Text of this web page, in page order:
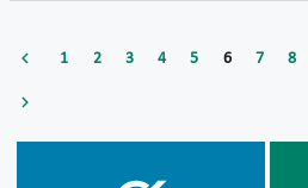
1 2 3 4 5 6 7 8